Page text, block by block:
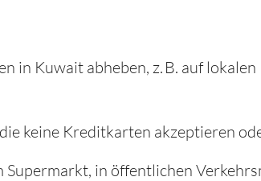
in Kuwait abheben, z. B. auf
keine Kreditkarten akzeptieren
Supermarkt, in öffentlichen